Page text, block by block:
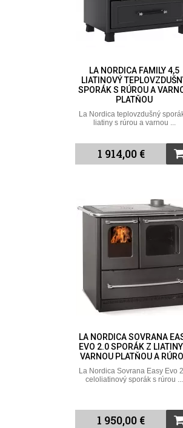
LA NORDICA FAMILY 4,5
LIATINOVÝ
SPORÁK S RÚROU A
PLATŇOU
La Nordica teplovzdušný
liatiny s rúrou a varnou ...
1 914,00 €
LA NORDICA SOVRANA
EVO 2.0 SPORÁK Z
VARNOU PLATŇOU A
La Nordica Sovrana Easy Evo
celoliatinový sporák s rúrou ...
1 950,00 €